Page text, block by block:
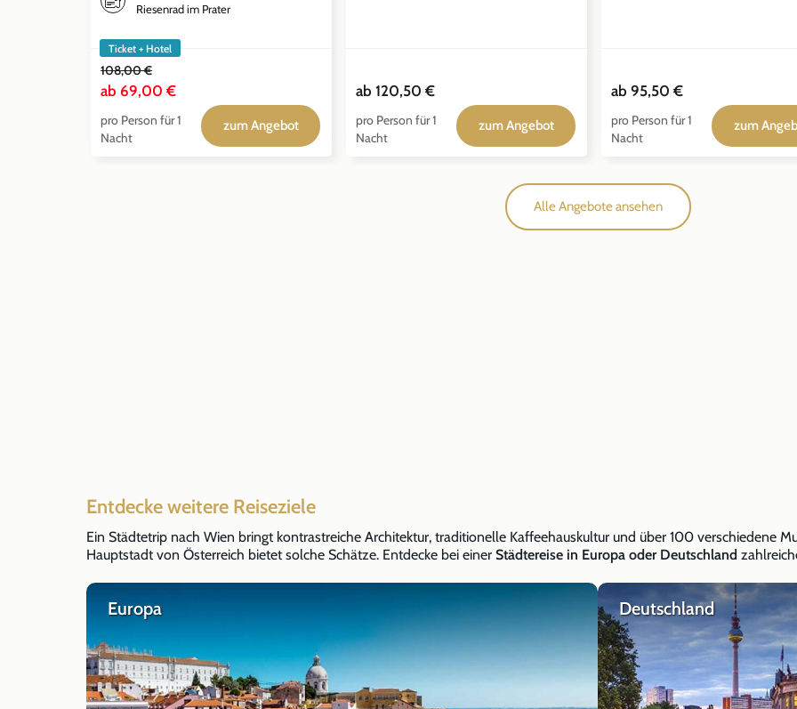
Riesenrad im Prater
Ticket + Hotel
108,00 €
ab 69,00 €
pro Person für 1
Nacht
zum Angebot
ab 120,50 €
pro Person für 1
Nacht
zum Angebot
ab 95,50 €
pro Person für 1
Nacht
zum
Alle Angebote ansehen
Entdecke weitere Reiseziele
Ein Städtetrip nach Wien bringt kontrastreiche Architektur, traditionelle Kaffeehauskultur und über 100 verschiedene
Hauptstadt von Österreich bietet solche Schätze. Entdecke bei einer Städtereise in Europa oder Deutschland
Europa Deutschland